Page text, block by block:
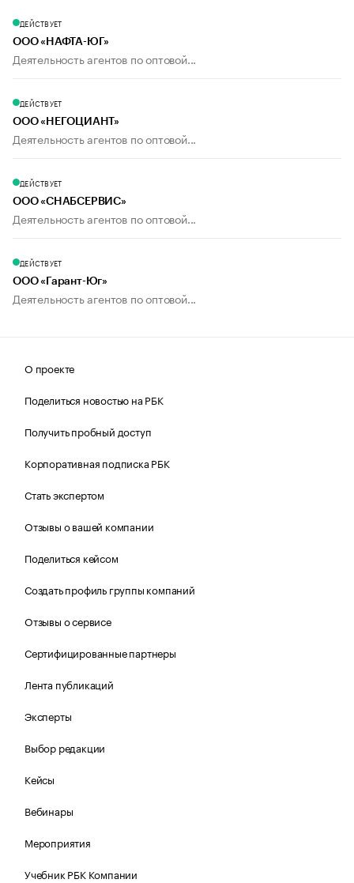
ДЕЙСТВУЕТ
ООО «НАФТА-ЮГ»
Деятельность агентов по оптовой...
ДЕЙСТВУЕТ
ООО «НЕГОЦИАНТ»
Деятельность агентов по оптовой...
ДЕЙСТВУЕТ
ООО «СНАБСЕРВИС»
Деятельность агентов по оптовой...
ДЕЙСТВУЕТ
ООО «Гарант-Юг»
Деятельность агентов по оптовой...
О проекте
Поделиться новостью на РБК
Получить пробный доступ
Корпоративная подписка РБК
Стать экспертом
Отзывы о вашей компании
Поделиться кейсом
Создать профиль группы компаний
Отзывы о сервисе
Сертифицированные партнеры
Лента публикаций
Эксперты
Выбор редакции
Кейсы
Вебинары
Мероприятия
Учебник РБК Компании